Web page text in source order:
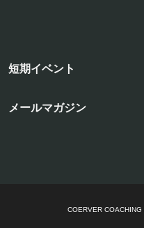
短期イベント
メールマガジン
COERVER COACHING